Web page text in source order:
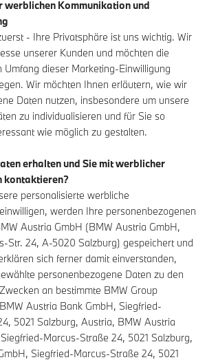
werblichen Kommunikation und
- Ihre Privatsphäre ist uns wichtig. Wir
unserer Kunden und möchten die
Umfang dieser Marketing-Einwilligung
Wir möchten Ihnen erläutern, wie wir
Daten nutzen, insbesondere um unsere
zu individualisieren und für Sie so
wie möglich zu gestalten.
erhalten und Sie mit werblicher
kontaktieren?
personalisierte werbliche
werden Ihre personenbezogenen
Austria GmbH (BMW Austria GmbH,
Str. 24, A-5020 Salzburg) gespeichert und
sich ferner damit einverstanden,
personenbezogene Daten zu den
an bestimmte BMW Group
Austria Bank GmbH, Siegfried-
5021 Salzburg, Austria, BMW Austria
Marcus-Straße 24, 5021 Salzburg,
Siegfried-Marcus-Straße 24, 5021